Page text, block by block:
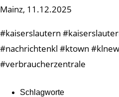
Mainz, 11.12.2025
#kaiserslautern
#nachrichtenkl #ktown
#verbraucherzentrale
Schlagworte